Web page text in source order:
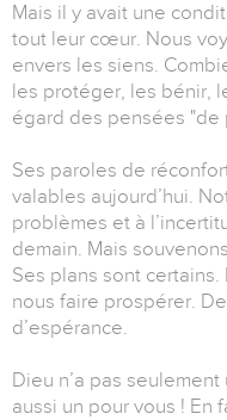
Mais il y avait une
tout leur cœur. Nous
envers les siens.
les protéger, les bénir,
égard des pensées "de
Ses paroles de
valables aujourd’hui.
problèmes et à
demain. Mais
Ses plans sont
nous faire prospérer.
d’espérance.
Dieu n’a pas
aussi un pour vous ! En